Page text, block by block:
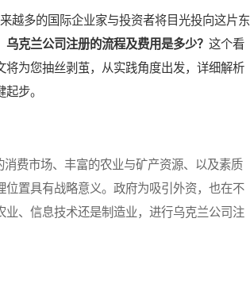
多的国际企业家与投资者将目光投向这片东
乌克兰公司注册的流程及费用是多少？ 这个看
为您抽丝剥茧，从实践角度出发，详细解析
步。
费市场、丰富的农业与矿产资源、以及素质
置具有战略意义。政府为吸引外资，也在不
、信息技术还是制造业，进行乌克兰公司注